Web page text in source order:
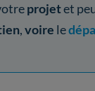
projetet
,voire le